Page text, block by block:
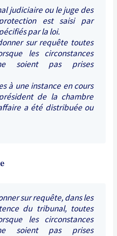
judiciaire ou le juge des
est saisi par
par la loi.
sur requête toutes
les circonstances
soient pas prises
à une instance en cours
de la chambre
a été distribuée ou
sur requête, dans les
du tribunal, toutes
les circonstances
soient pas prises